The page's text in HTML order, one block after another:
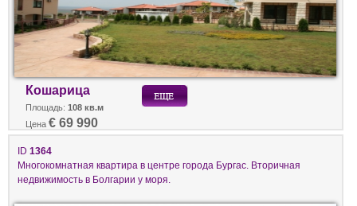
Кошарица
Площадь: 108 кв.м
Цена € 69 990
ID 1364
Многокомнатная квартира в центре города Бургас. Вторичная
недвижимость в Болгарии у моря.